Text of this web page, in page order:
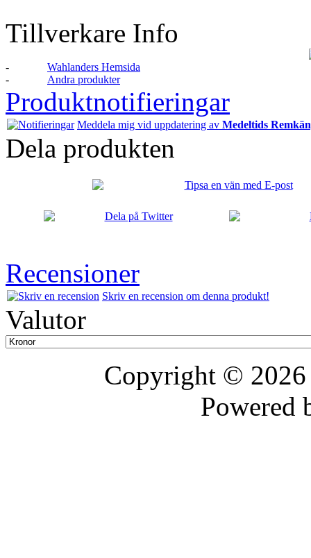
Tillverkare Info
-
Wahlanders Hemsida
-
Andra produkter
Produktnotifieringar
Meddela mig vid uppdatering av Medeltids
Dela produkten
Recensioner
Skriv en recension om denna produkt!
Valutor
Copyright ©
Powered